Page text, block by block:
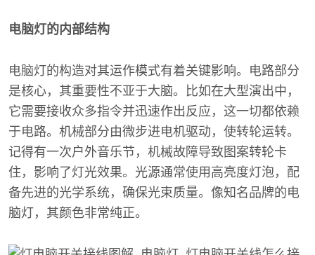
电脑灯的内部结构
电脑灯的构造对其运作模式有着关键影响。电路部分
是核心，其重要性不亚于大脑。比如在大型演出中，
它需要接收众多指令并迅速作出反应，这一切都依赖
于电路。机械部分由微步进电机驱动，使转轮运转。
记得有一次户外音乐节，机械故障导致图案转轮卡
住，影响了灯光效果。光源通常使用高亮度灯泡，配
备先进的光学系统，确保光束质量。像知名品牌的电
脑灯，其颜色非常纯正。